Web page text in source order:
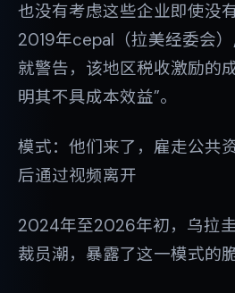
也没有考虑这些企业即使没
2019年cepal（拉美经委会
就警告，该地区税收激励的
明其不具成本效益”。
模式：他们来了，雇走公共
后通过视频离开
2024年至2026年初，乌拉
裁员潮，暴露了这一模式的脆